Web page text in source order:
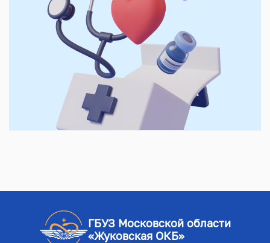
ГБУЗ Московской области
«Жуковская ОКБ»